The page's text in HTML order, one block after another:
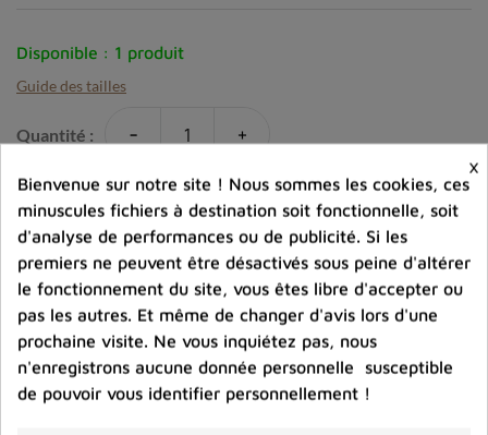
Disponible : 1 produit
Guide des tailles
Quantité : - +
Ajouter au panier favorite_border
Ajouter à la comparaison
help_outline Posez une question sur ce produit
×
Bienvenue sur notre site ! Nous sommes les cookies, ces
minuscules fichiers à destination soit fonctionnelle, soit
d'analyse de performances ou de publicité. Si les
premiers ne peuvent être désactivés sous peine d'altérer
le fonctionnement du site, vous êtes libre d'accepter ou
pas les autres. Et même de changer d'avis lors d'une
prochaine visite. Ne vous inquiétez pas, nous
n'enregistrons aucune donnée personnelle susceptible
de pouvoir vous identifier personnellement !